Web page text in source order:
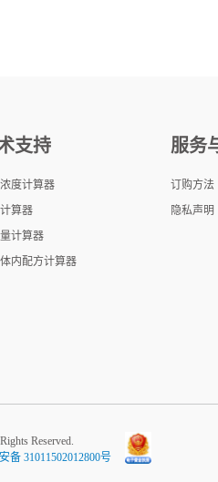
支持
度计算器
算器
计算器
内配方计算器
服务
订购方法
隐私声明
Reserved.
备 31011502012800号